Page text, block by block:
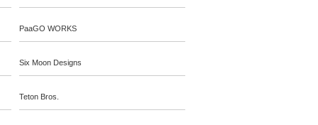
PaaGO WORKS
Six Moon Designs
Teton Bros.